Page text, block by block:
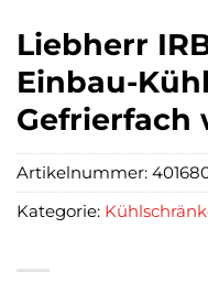
Liebherr
Einbau-
Gefrierfach
Artikelnummer:
Kategorie: